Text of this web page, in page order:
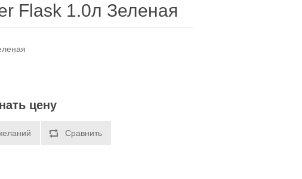
Flask 1.0л Зеленая
цену
Сравнить